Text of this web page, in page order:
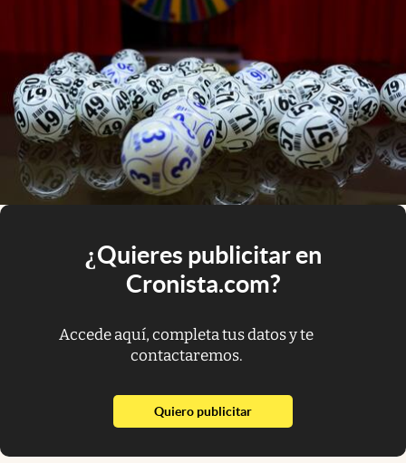
¿Quieres publicitar en
Cronista.com?
Accede aquí, completa tus datos y te
contactaremos.
Quiero publicitarabre en nueva pestaña